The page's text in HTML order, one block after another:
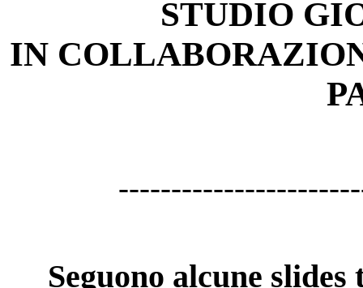
STUDIO
IN
Seguono alcune